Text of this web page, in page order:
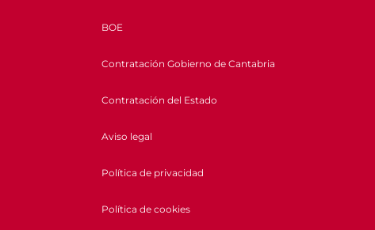
BOE
Contratación Gobierno de Cantabria
Contratación del Estado
Aviso legal
Política de privacidad
Política de cookies